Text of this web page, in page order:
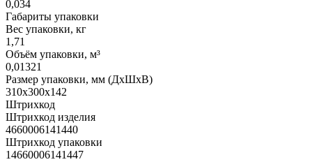
0,034
Габариты упаковки
Вес упаковки, кг
1,71
Объём упаковки, м³
0,01321
Размер упаковки, мм (ДхШхВ)
310х300х142
Штрихкод
Штрихкод изделия
4660006141440
Штрихкод упаковки
14660006141447